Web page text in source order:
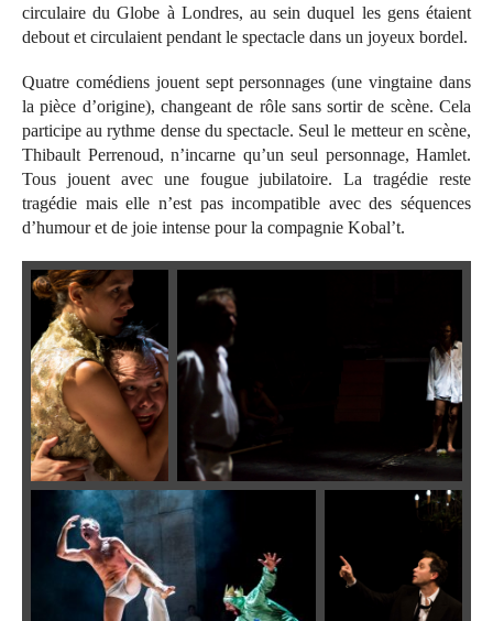
circulaire du Globe à Londres, au sein duquel les gens étaient
debout et circulaient pendant le spectacle dans un joyeux bordel.
Quatre comédiens jouent sept personnages (une vingtaine dans
la pièce d’origine), changeant de rôle sans sortir de scène. Cela
participe au rythme dense du spectacle. Seul le metteur en scène,
Thibault Perrenoud, n’incarne qu’un seul personnage, Hamlet.
Tous jouent avec une fougue jubilatoire. La tragédie reste
tragédie mais elle n’est pas incompatible avec des séquences
d’humour et de joie intense pour la compagnie Kobal’t.